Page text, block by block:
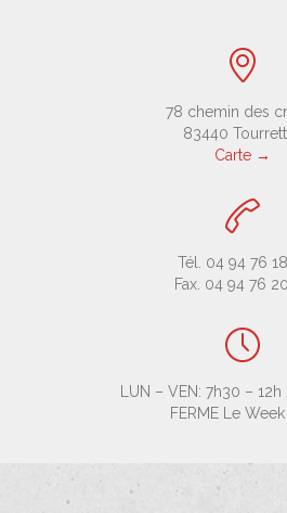

78 chemin des
83440
Carte →

Tél. 04 94 76
Fax. 04 94 76

LUN – VEN: 7h30 –
FERME Le